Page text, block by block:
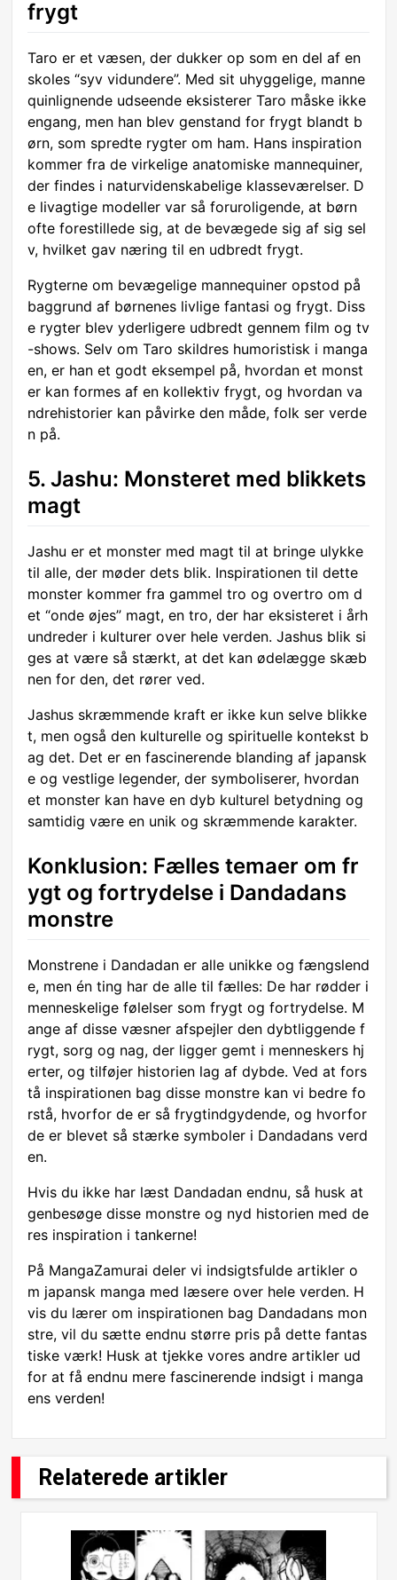
frygt
Taro er et væsen, der dukker op som en del af en
skoles “syv vidundere”. Med sit uhyggelige, manne
quinlignende udseende eksisterer Taro måske ikke
engang, men han blev genstand for frygt blandt b
ørn, som spredte rygter om ham. Hans inspiration
kommer fra de virkelige anatomiske mannequiner,
der findes i naturvidenskabelige klasseværelser. D
e livagtige modeller var så foruroligende, at børn
ofte forestillede sig, at de bevægede sig af sig sel
v, hvilket gav næring til en udbredt frygt.
Rygterne om bevægelige mannequiner opstod på
baggrund af børnenes livlige fantasi og frygt. Diss
e rygter blev yderligere udbredt gennem film og tv
-shows. Selv om Taro skildres humoristisk i manga
en, er han et godt eksempel på, hvordan et monst
er kan formes af en kollektiv frygt, og hvordan va
ndrehistorier kan påvirke den måde, folk ser verde
n på.
5. Jashu: Monsteret med blikkets
magt
Jashu er et monster med magt til at bringe ulykke
til alle, der møder dets blik. Inspirationen til dette
monster kommer fra gammel tro og overtro om d
et “onde øjes” magt, en tro, der har eksisteret i årh
undreder i kulturer over hele verden. Jashus blik si
ges at være så stærkt, at det kan ødelægge skæb
nen for den, det rører ved.
Jashus skræmmende kraft er ikke kun selve blikke
t, men også den kulturelle og spirituelle kontekst b
ag det. Det er en fascinerende blanding af japansk
e og vestlige legender, der symboliserer, hvordan
et monster kan have en dyb kulturel betydning og
samtidig være en unik og skræmmende karakter.
Konklusion: Fælles temaer om fr
ygt og fortrydelse i Dandadans
monstre
Monstrene i Dandadan er alle unikke og fængslend
e, men én ting har de alle til fælles: De har rødder i
menneskelige følelser som frygt og fortrydelse. M
ange af disse væsner afspejler den dybtliggende f
rygt, sorg og nag, der ligger gemt i menneskers hj
erter, og tilføjer historien lag af dybde. Ved at fors
tå inspirationen bag disse monstre kan vi bedre fo
rstå, hvorfor de er så frygtindgydende, og hvorfor
de er blevet så stærke symboler i Dandadans verd
en.
Hvis du ikke har læst Dandadan endnu, så husk at
genbesøge disse monstre og nyd historien med de
res inspiration i tankerne!
På MangaZamurai deler vi indsigtsfulde artikler o
m japansk manga med læsere over hele verden. H
vis du lærer om inspirationen bag Dandadans mon
stre, vil du sætte endnu større pris på dette fantas
tiske værk! Husk at tjekke vores andre artikler ud
for at få endnu mere fascinerende indsigt i manga
ens verden!
Relaterede artikler